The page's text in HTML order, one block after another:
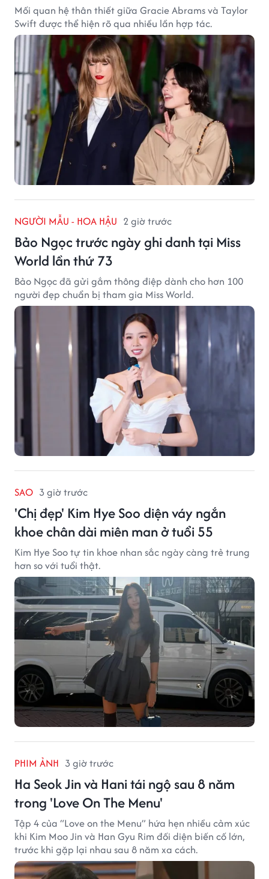
Mối quan hệ thân thiết giữa Gracie Abrams và Taylor
Swift được thể hiện rõ qua nhiều lần hợp tác.
NGƯỜI MẪU - HOA HẬU 2 giờ trước
Bảo Ngọc trước ngày ghi danh tại Miss
World lần thứ 73
Bảo Ngọc đã gửi gắm thông điệp dành cho hơn 100
người đẹp chuẩn bị tham gia Miss World.
SAO 3 giờ trước
'Chị đẹp' Kim Hye Soo diện váy ngắn
khoe chân dài miên man ở tuổi 55
Kim Hye Soo tự tin khoe nhan sắc ngày càng trẻ trung
hơn so với tuổi thật.
PHIM ẢNH 3 giờ trước
Ha Seok Jin và Hani tái ngộ sau 8 năm
trong 'Love On The Menu'
Tập 4 của “Love on the Menu” hứa hẹn nhiều cảm xúc
khi Kim Moo Jin và Han Gyu Rim đối diện biến cố lớn,
trước khi gặp lại nhau sau 8 năm xa cách.